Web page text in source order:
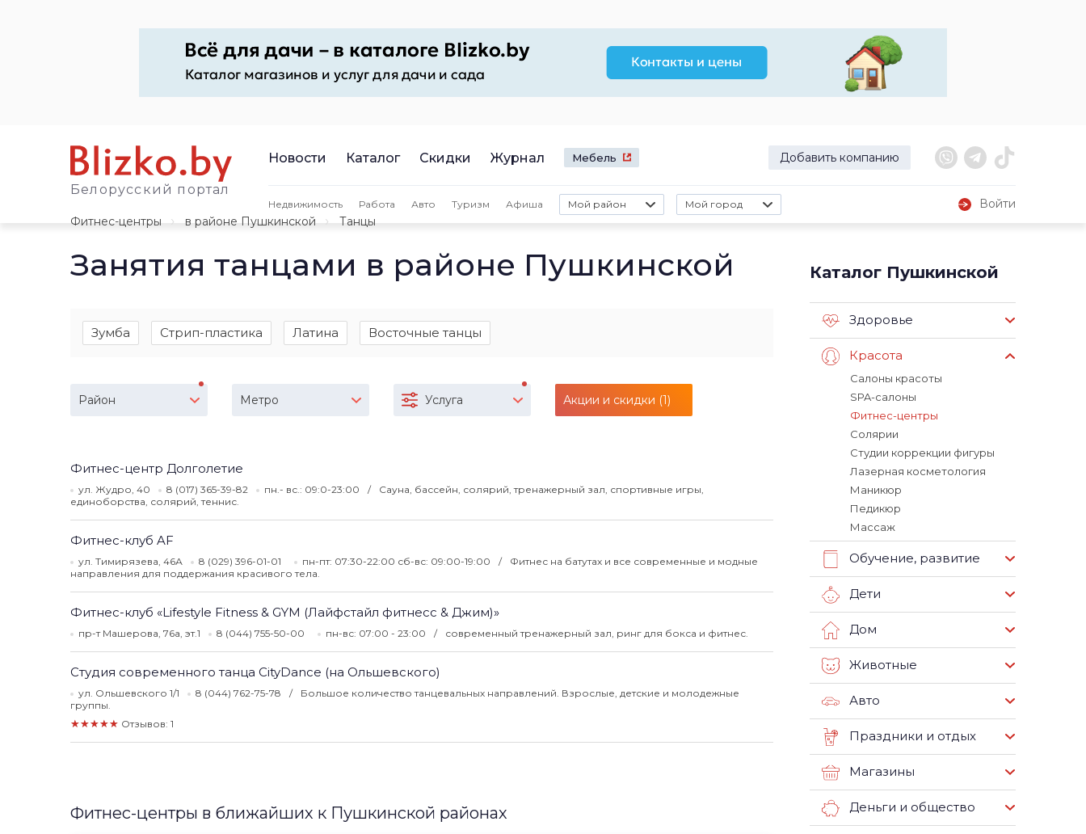
Белорусский портал
Новости Каталог Скидки Журнал Мебель Добавить компанию
Недвижимость Работа Авто Туризм Афиша Мой район Мой город
Войти
Фитнес-центры
в районе Пушкинской Танцы
Занятия танцами в районе Пушкинской
Зумба Стрип-пластика Латина Восточные танцы
Район Метро Услуга Акции и скидки (1)
Фитнес-центр Долголетие
ул. Жудро, 40 8 (017) 365-39-82 пн.- вс.: 09:0-23:00
Сауна, бассейн, солярий, тренажерный зал, спортивные игры,
единоборства, солярий, теннис.
Фитнес-клуб AF
ул. Тимирязева, 46А 8 (029) 396-01-01 пн-пт: 07:30-22:00 сб-вс: 09:00-19:00
Фитнес на батутах и все современные и модные
направления для поддержания красивого тела.
Фитнес-клуб «Lifestyle Fitness & GYM (Лайфстайл фитнесс & Джим)»
пр-т Машерова, 76а, эт.1 8 (044) 755-50-00 пн-вс: 07:00 - 23:00 современный тренажерный зал, ринг для бокса и фитнес.
Студия современного танца CityDance (на Ольшевского)
ул. Ольшевского 1/1 8 (044) 762-75-78
Большое количество танцевальных направлений. Взрослые, детские и молодежные
группы.
★★★★★ Отзывов: 1
Фитнес-центры в ближайших к Пушкинской районах
Каталог Пушкинской
Здоровье
Красота
Салоны красоты
SPA-салоны
Фитнес-центры
Солярии
Студии коррекции фигуры
Лазерная косметология
Маникюр
Педикюр
Массаж
Обучение, развитие
Дети
Дом
Животные
Авто
Праздники и отдых
Магазины
Деньги и общество